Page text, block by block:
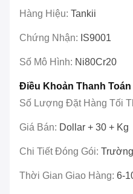
Hàng Hiệu: Tankii
Chứng Nhận: IS9001
Số Mô Hình: Ni80Cr20
Điều Khoản Thanh
Số Lượng Đặt Hàng Tối
Giá Bán: Dollar + 30 + Kg
Chi Tiết Đóng Gói:
Thời Gian Giao Hàng: 6-